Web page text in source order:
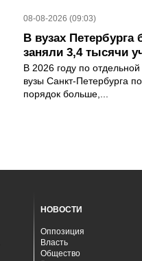
08-08-2026 (09:03)
В вузах
заняли 3,4 тысячи
В 2026 году по
вузы Санкт-Петербурга
порядок больше,...
НОВОСТИ
Оппозиция
Власть
Общество